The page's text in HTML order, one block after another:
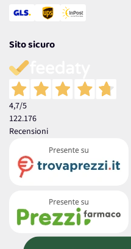
Sito sicuro
4,7/5
122.176
Recensioni